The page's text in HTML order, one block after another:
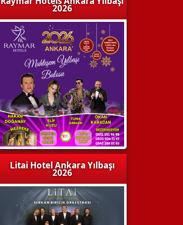
2026
Litai Hotel Ankara Yılbaşı
2026